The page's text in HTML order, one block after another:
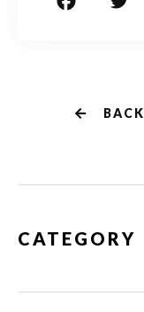
b
o
r
BACK
CATEGORY